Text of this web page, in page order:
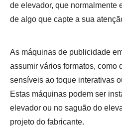
de elevador, que normalmente
de algo que capte a sua
As máquinas de publicidade
assumir vários formatos, como
sensíveis ao toque interativas
Estas máquinas podem ser
elevador ou no saguão do
projeto do fabricante.